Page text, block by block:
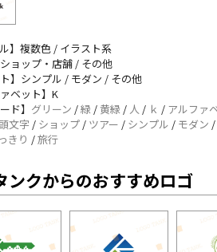
ル】複数色 / イラスト系
ショップ・店舗 / その他
ト】シンプル / モダン / その他
ァベット】K
ド】 グリーン /緑 /黄緑 / 人 / ｋ / アルファ
頭文字 / ショップ / ツアー / シンプル / モダン /
きり /旅行
ンクからのおすすめロゴ